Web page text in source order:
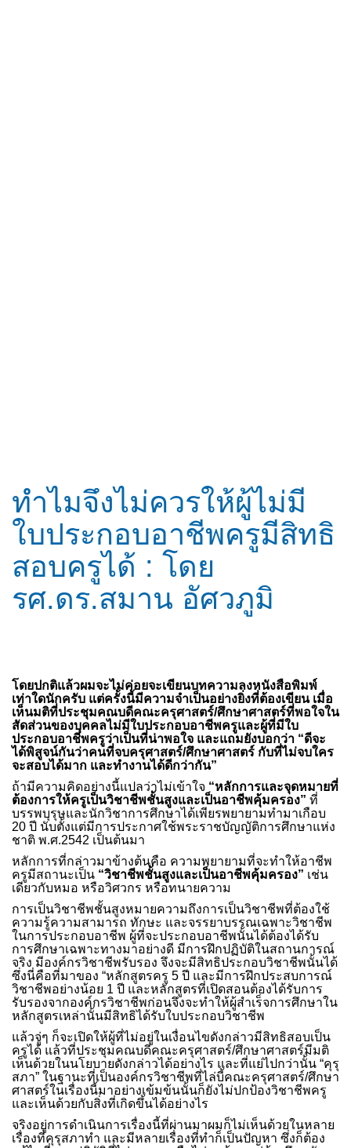
ทำไมจึงไม่ควรให้ผู้ไม่มี
ใบประกอบอาชีพครูมีสิทธิ
สอบครูได้ : โดย
รศ.ดร.สมาน อัศวภูมิ
โดยปกติแล้วผมจะไม่ค่อยจะเขียนบทความลงหนังสือพิมพ์
เท่าใดนักครับ แต่ครั้งนี้มีความจำเป็นอย่างยิ่งที่ต้องเขียน เมื่อ
เห็นมติที่ประชุมคณบดีคณะครุศาสตร์/ศึกษาศาสตร์ที่พอใจใน
สัดส่วนของบุคคลไม่มีใบประกอบอาชีพครูและผู้ที่มีใบ
ประกอบอาชีพครูว่าเป็นที่น่าพอใจ และแถมยังบอกว่า “ดีจะ
ได้พิสูจน์กันว่าคนที่จบครุศาสตร์/ศึกษาศาสตร์ กับที่ไม่จบใคร
จะสอบได้มาก และทำงานได้ดีกว่ากัน”
ถ้ามีความคิดอย่างนี้แปลว่าไม่เข้าใจ “หลักการและจุดหมายที่
ต้องการให้ครูเป็นวิชาชีพชั้นสูงและเป็นอาชีพคุ้มครอง” ที่
บรรพบุรุษและนักวิชาการศึกษาได้เพียรพยายามทำมาเกือบ
20 ปี นับตั้งแต่มีการประกาศใช้พระราชบัญญัติการศึกษาแห่ง
ชาติ พ.ศ.2542 เป็นต้นมา
หลักการที่กล่าวมาข้างต้นคือ ความพยายามที่จะทำให้อาชีพ
ครูมีสถานะเป็น “วิชาชีพชั้นสูงและเป็นอาชีพคุ้มครอง” เช่น
เดียวกับหมอ หรือวิศวกร หรือทนายความ
การเป็นวิชาชีพชั้นสูงหมายความถึงการเป็นวิชาชีพที่ต้องใช้
ความรู้ความสามารถ ทักษะ และจรรยาบรรณเฉพาะวิชาชีพ
ในการประกอบอาชีพ ผู้ที่จะประกอบอาชีพนั้นได้ต้องได้รับ
การศึกษาเฉพาะทางมาอย่างดี มีการฝึกปฏิบัติในสถานการณ์
จริง มีองค์กรวิชาชีพรับรอง จึงจะมีสิทธิประกอบวิชาชีพนั้นได้
ซึ่งนี่คือที่มาของ “หลักสูตรครู 5 ปี และมีการฝึกประสบการณ์
วิชาชีพอย่างน้อย 1 ปี และหลักสูตรที่เปิดสอนต้องได้รับการ
รับรองจากองค์กรวิชาชีพก่อนจึงจะทำให้ผู้สำเร็จการศึกษาใน
หลักสูตรเหล่านั้นมีสิทธิได้รับใบประกอบวิชาชีพ
แล้วจู่ๆ ก็จะเปิดให้ผู้ที่ไม่อยู่ในเงื่อนไขดังกล่าวมีสิทธิสอบเป็น
ครูได้ แล้วที่ประชุมคณบดีคณะครุศาสตร์/ศึกษาศาสตร์มีมติ
เห็นด้วยในนโยบายดังกล่าวได้อย่างไร และที่แย่ไปกว่านั้น “คุรุ
สภา” ในฐานะที่เป็นองค์กรวิชาชีพที่ไล่บี้คณะครุศาสตร์/ศึกษา
ศาสตร์ในเรื่องนี้มาอย่างเข้มข้นนั้นก็ยังไม่ปกป้องวิชาชีพครู
และเห็นด้วยกับสิ่งที่เกิดขึ้นได้อย่างไร
จริงอยู่การดำเนินการเรื่องนี้ที่ผ่านมาผมก็ไม่เห็นด้วยในหลาย
เรื่องที่คุรุสภาทำ และมีหลายเรื่องที่ทำก็เป็นปัญหา ซึ่งก็ต้อง